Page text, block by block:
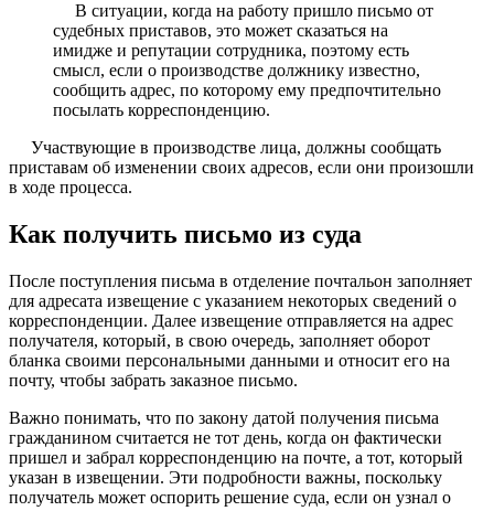
В ситуации, когда на работу пришло письмо от
судебных приставов, это может сказаться на
имидже и репутации сотрудника, поэтому есть
смысл, если о производстве должнику известно,
сообщить адрес, по которому ему предпочтительно
посылать корреспонденцию.
Участвующие в производстве лица, должны сообщать
приставам об изменении своих адресов, если они произошли
в ходе процесса.
Как получить письмо из суда
После поступления письма в отделение почтальон заполняет
для адресата извещение с указанием некоторых сведений о
корреспонденции. Далее извещение отправляется на адрес
получателя, который, в свою очередь, заполняет оборот
бланка своими персональными данными и относит его на
почту, чтобы забрать заказное письмо.
Важно понимать, что по закону датой получения письма
гражданином считается не тот день, когда он фактически
пришел и забрал корреспонденцию на почте, а тот, который
указан в извещении. Эти подробности важны, поскольку
получатель может оспорить решение суда, если он узнал о